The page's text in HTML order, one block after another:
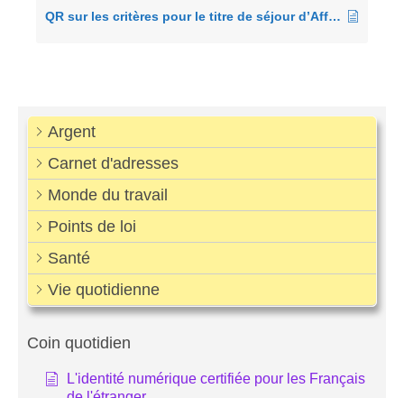
Argent
Carnet d'adresses
Monde du travail
Points de loi
Santé
Vie quotidienne
Coin quotidien
L'identité numérique certifiée pour les Français
QR sur les critères pour le titre de séjour d’Affaires (et création d’entreprise)